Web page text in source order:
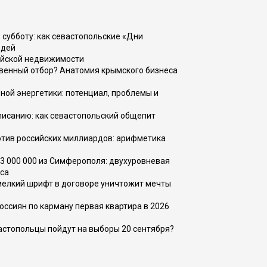
как севастопольские «Дни
недвижимости
отбор? Анатомия крымского бизнеса
энергетики: потенциал, проблемы и
как севастопольский общепит
российских миллиардов: арифметика
000 000 из Симферополя: двухуровневая
шрифт в договоре уничтожит мечты
по карману первая квартира в 2026
пойдут на выборы 20 сентября?